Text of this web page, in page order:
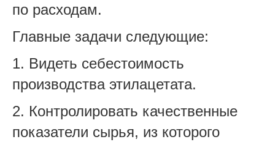
по расходам.
Главные задачи следующие:
1. Видеть себестоимость
производства этилацетата.
2. Контролировать качественные
показатели сырья, из которого